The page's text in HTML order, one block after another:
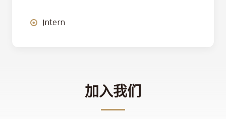
Intern
加入我们